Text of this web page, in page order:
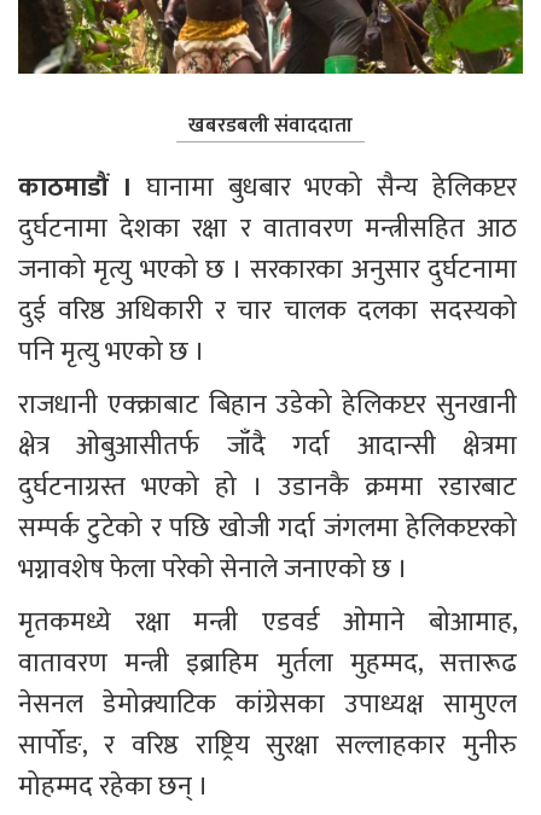
खबरडबली संवाददाता
काठमाडौं । घानामा बुधबार भएको सैन्य हेलिकप्टर
दुर्घटनामा देशका रक्षा र वातावरण मन्त्रीसहित आठ
जनाको मृत्यु भएको छ । सरकारका अनुसार दुर्घटनामा
दुई वरिष्ठ अधिकारी र चार चालक दलका सदस्यको
पनि मृत्यु भएको छ ।
राजधानी एक्क्राबाट बिहान उडेको हेलिकप्टर सुनखानी
क्षेत्र ओबुआसीतर्फ जाँदै गर्दा आदान्सी क्षेत्रमा
दुर्घटनाग्रस्त भएको हो । उडानकै क्रममा रडारबाट
सम्पर्क टुटेको र पछि खोजी गर्दा जंगलमा हेलिकप्टरको
भग्नावशेष फेला परेको सेनाले जनाएको छ ।
मृतकमध्ये रक्षा मन्त्री एडवर्ड ओमाने बोआमाह,
वातावरण मन्त्री इब्राहिम मुर्तला मुहम्मद, सत्तारूढ
नेसनल डेमोक्र्याटिक कांग्रेसका उपाध्यक्ष सामुएल
सार्पोङ, र वरिष्ठ राष्ट्रिय सुरक्षा सल्लाहकार मुनीरु
मोहम्मद रहेका छन् ।